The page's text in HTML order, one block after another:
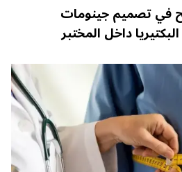
في تصميم جينومات
داخل المختبر